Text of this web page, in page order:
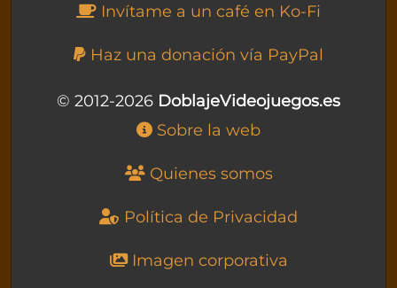
Invítame a un café en Ko-Fi
Haz una donación vía PayPal
© 2012-2026 DoblajeVideojuegos.es
Sobre la web
Quienes somos
Política de Privacidad
Imagen corporativa